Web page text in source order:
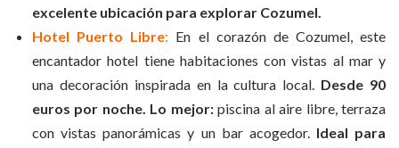
excelente ubicación para explorar Cozumel.
Hotel Puerto Libre: En el corazón de Cozumel, este
encantador hotel tiene habitaciones con vistas al mar y
una decoración inspirada en la cultura local. Desde 90
euros por noche. Lo mejor:piscina al aire libre, terraza
con vistas panorámicas y un bar acogedor. Ideal para